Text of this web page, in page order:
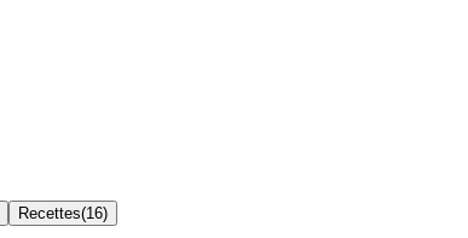
Recettes(16)